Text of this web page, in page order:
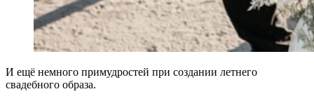
И ещё немного примудростей при создании летнего
свадебного образа.